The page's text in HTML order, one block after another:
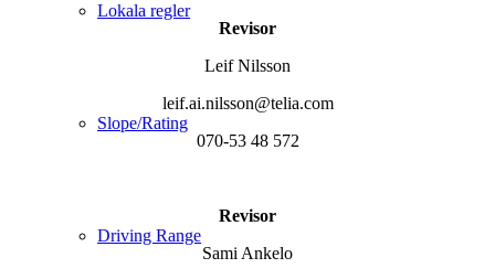
Lokala regler
Slope/Rating
Driving Range
Revisor
Leif Nilsson
leif.ai.nilsson@telia.com
070-53 48 572
Revisor
Sami Ankelo